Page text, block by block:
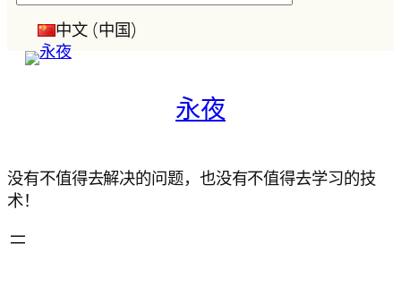
中文 (中国)
永夜
没有不值得去解决的问题，也没有不值得去学习的技
术！